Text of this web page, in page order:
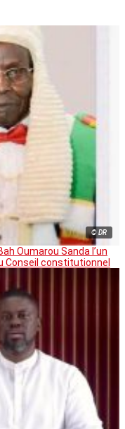
© DR
Oumarou Sanda l’un
Conseil constitutionnel